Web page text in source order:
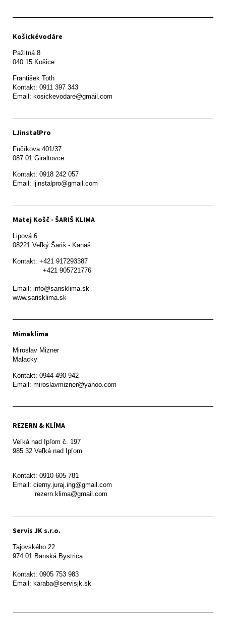
Košickévodáre
Pažitná 8
František Toth
Kontakt: 0911 397 343
Email: kosickevodare@gmail.com
LJinstalPro
Fučíkova 401/37
087 01 Giraltovce
Kontakt: 0918 242 057
Email: ljinstalpro@gmail.com
Matej Košč - ŠARIŠ KLIMA
Lipová 6
08221 Veľký Šariš - Kanaš
Kontakt: +421 917293387
Email: info@sarisklima.sk
www.sarisklima.sk
Mimaklima
Miroslav Mizner
Malacky
Kontakt: 0944 490 942
REZERN & KLÍMA
Veľká nad Ipľom č. 197
985 32 Veľká nad Ipľom
Kontakt: 0910 605 781
Email: cierny.juraj.ing@gmail.com
           rezern.klima@gmail.com
Servis JK s.r.o.
Tajovského 22
974 01 Banská Bystrica
Kontakt: 0905 753 983
Email: karaba@servisjk.sk